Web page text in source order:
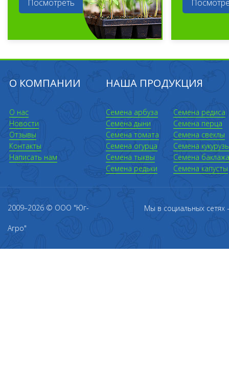
Посмотреть
О КОМПАНИИ НАША ПРОДУКЦИЯ
О нас
Новости
Отзывы
Контакты
Написать нам
Семена арбуза
Семена дыни
Семена томата
Семена огурца
Семена тыквы
Семена редьки
Семена редиса
Семена перца
Семена свеклы
Семена
Семена
Семена капусты
2009–2026 © ООО "Юг-
Агро"
Мы в социальных